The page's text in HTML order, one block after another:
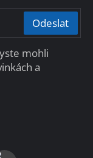
Odeslat
mohli
a